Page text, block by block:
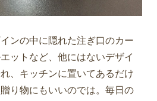
ンの中に隠れた注ぎ口のカー
ットなど、他にはないデザイ
、キッチンに置いてあるだけ
り物にもいいのでは。毎日の